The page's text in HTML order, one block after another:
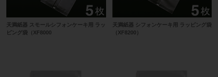
天満紙器 スモールシフォンケーキ用 ラッ
ピング袋（XF8000
天満紙器 シフォンケーキ用 ラッピング袋
（XF8200）